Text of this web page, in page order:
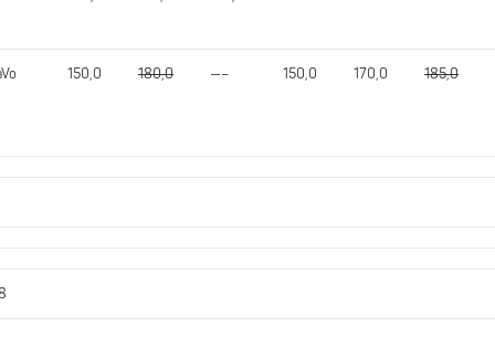
150,0 180,0 —– 150,0 170,0 185,0